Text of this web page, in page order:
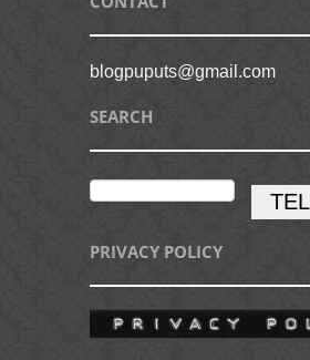
blogpuputs@gmail.com
SEARCH
PRIVACY POLICY